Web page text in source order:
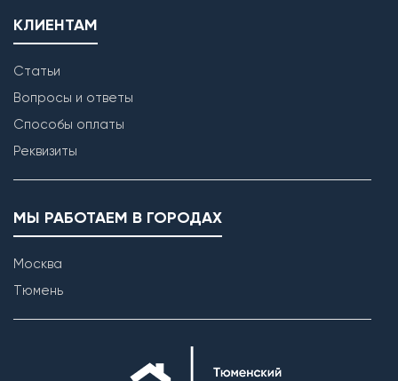
КЛИЕНТАМ
Статьи
Вопросы и ответы
Способы оплаты
Реквизиты
МЫ РАБОТАЕМ В ГОРОДАХ
Москва
Тюмень